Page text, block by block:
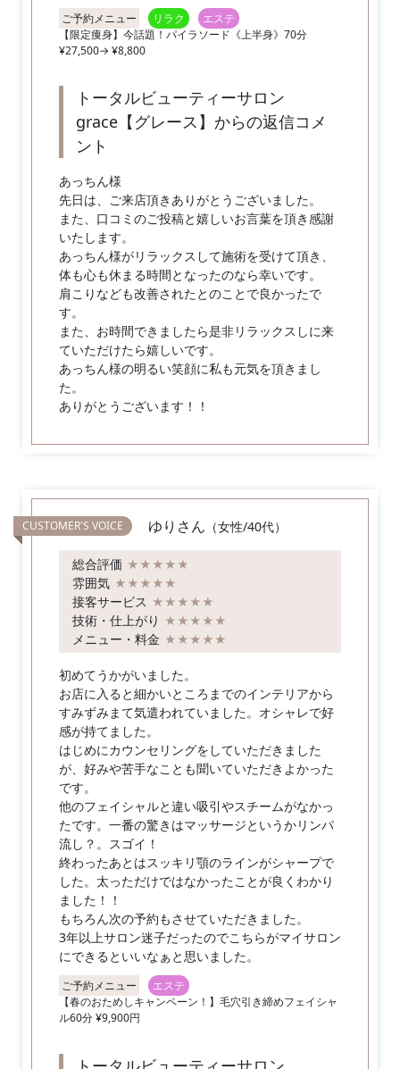
ご予約メニュー リラク
エステ
【限定痩身】今話題！パイラソード《上半身》70分
¥27,500→ ¥8,800
トータルビューティーサロン
grace【グレース】からの返信コメ
ント
あっちん様
先日は、ご来店頂きありがとうございました。
また、口コミのご投稿と嬉しいお言葉を頂き感謝
いたします。
あっちん様がリラックスして施術を受けて頂き、
体も心も休まる時間となったのなら幸いです。
肩こりなども改善されたとのことで良かったで
す。
また、お時間できましたら是非リラックスしに来
ていただけたら嬉しいです。
あっちん様の明るい笑顔に私も元気を頂きまし
た。
ありがとうございます！！
ゆりさん （女性/40代）
総合評価 ★★★★★
雰囲気 ★★★★★
接客サービス ★★★★★
技術・仕上がり ★★★★★
メニュー・料金 ★★★★★
初めてうかがいました。
お店に入ると細かいところまでのインテリアから
すみずみまて気遣われていました。オシャレで好
感が持てました。
はじめにカウンセリングをしていただきました
が、好みや苦手なことも聞いていただきよかった
です。
他のフェイシャルと違い吸引やスチームがなかっ
たです。一番の驚きはマッサージというかリンパ
流し？。スゴイ！
終わったあとはスッキリ顎のラインがシャープで
した。太っただけではなかったことが良くわかり
ました！！
もちろん次の予約もさせていただきました。
3年以上サロン迷子だったのでこちらがマイサロン
にできるといいなぁと思いました。
ご予約メニュー
エステ
【春のおためしキャンペーン！】毛穴引き締めフェイシャ
ル60分 ¥9,900円